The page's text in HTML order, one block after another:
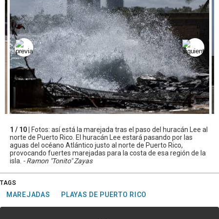
1 / 10 |
Fotos: así está la marejada tras el paso del huracán Lee al
norte de Puerto Rico. El huracán Lee estará pasando por las
aguas del océano Atlántico justo al norte de Puerto Rico,
provocando fuertes marejadas para la costa de esa región de la
isla. - Ramon "Tonito" Zayas
TAGS
MAREJADAS PLAYAS DE PUERTO RICO